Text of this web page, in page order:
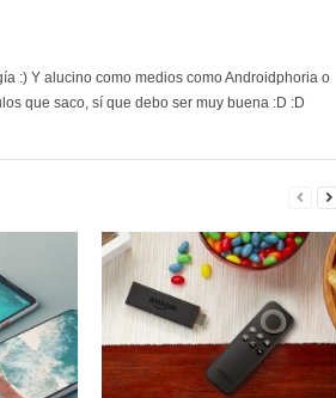
:) Y alucino como medios como Androidphoria o
que saco, sí que debo ser muy buena :D :D